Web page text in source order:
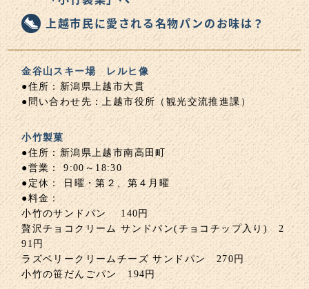
上越市民に愛される名物パンのお味は？
金谷山スキー場 レルヒ像
●住所：新潟県上越市大貫
●問い合わせ先：上越市役所（観光交流推進課）
小竹製菓
●住所：新潟県上越市南高田町
●営業： 9:00～18:30
●定休： 日曜・第２、第４月曜
●料金：
小竹のサンドパン 140円
贅沢チョコクリーム サンドパン(チョコチップ入り) 2
91円
ラズベリークリームチーズ サンドパン 270円
小竹の笹だんごパン 194円